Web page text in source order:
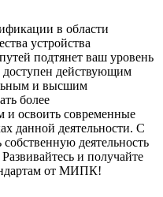
в области
устройства
подтянет ваш уровень
действующим
и высшим
более
и освоить современные
данной деятельности. С
деятельность
и получайте
от МИПК!